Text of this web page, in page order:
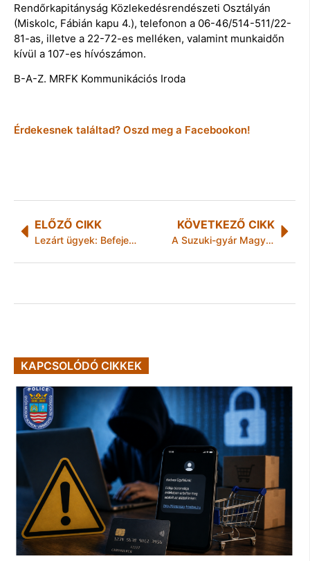
Rendőrkapitányság Közlekedésrendészeti Osztályán
(Miskolc, Fábián kapu 4.), telefonon a 06-46/514-511/22-
81-as, illetve a 22-72-es melléken, valamint munkaidőn
kívül a 107-es hívószámon.
B-A-Z. MRFK Kommunikációs Iroda
Érdekesnek találtad? Oszd meg a Facebookon!
ELŐZŐ CIKK
Lezárt ügyek: Befejeződött a nyomozás az ózdi tiltott állatviadal ügyében
KÖVETKEZŐ CIKK
A Suzuki-gyár Magyarország egyik büszkesége
KAPCSOLÓDÓ CIKKEK